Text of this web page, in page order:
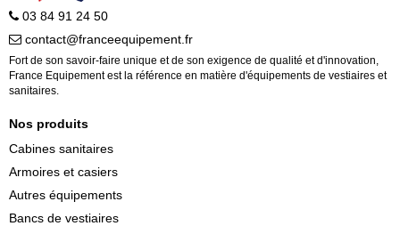
03 84 91 24 50
contact@franceequipement.fr
Fort de son savoir-faire unique et de son exigence de qualité et d'innovation,
France Equipement est la référence en matière d'équipements de vestiaires et
sanitaires.
Nos produits
Cabines sanitaires
Armoires et casiers
Autres équipements
Bancs de vestiaires